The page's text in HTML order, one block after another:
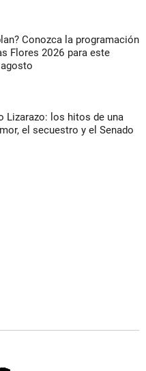
Conozca la programación
Flores 2026 para este
Lizarazo: los hitos de una
el secuestro y el Senado